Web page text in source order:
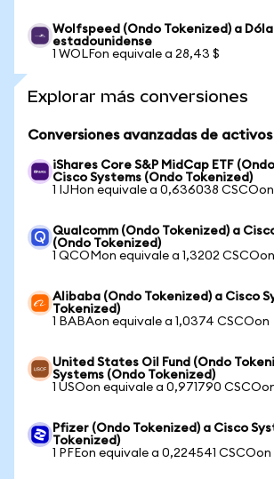
Wolfspeed (Ondo Tokenized) a
estadounidense
1 WOLFon equivale a 28,43 $
Explorar más conversiones
Conversiones avanzadas de activos
iShares Core S&P MidCap ETF
Cisco Systems (Ondo Tokenized)
1 IJHon equivale a 0,636038 CSCOon
Qualcomm (Ondo Tokenized) a
(Ondo Tokenized)
1 QCOMon equivale a 1,3202 CSCOon
Alibaba (Ondo Tokenized) a Cisco
Tokenized)
1 BABAon equivale a 1,0374 CSCOon
United States Oil Fund (Ondo
Systems (Ondo Tokenized)
1 USOon equivale a 0,971790
Pfizer (Ondo Tokenized) a Cisco
Tokenized)
1 PFEon equivale a 0,224541 CSCOon